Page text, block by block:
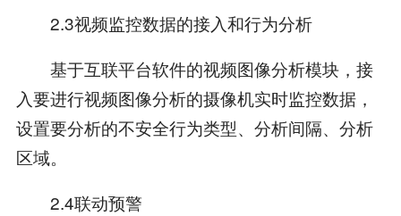
2.3视频监控数据的接入和行为分析
基于互联平台软件的视频图像分析模块，接
入要进行视频图像分析的摄像机实时监控数据，
设置要分析的不安全行为类型、分析间隔、分析
区域。
2.4联动预警